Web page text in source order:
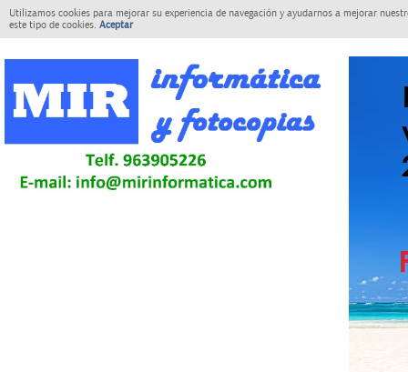
Utilizamos cookies para mejorar su experiencia de navegación y ayudarnos a mejorar
este tipo de cookies. Aceptar